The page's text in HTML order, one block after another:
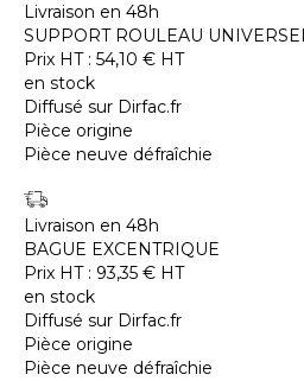
Livraison en 48h
SUPPORT ROULEAU
Prix HT : 54,10 € HT
en stock
Diffusé sur Dirfac.fr
Pièce origine
Pièce neuve défraîchie
Livraison en 48h
BAGUE EXCENTRIQUE
Prix HT : 93,35 € HT
en stock
Diffusé sur Dirfac.fr
Pièce origine
Pièce neuve défraîchie